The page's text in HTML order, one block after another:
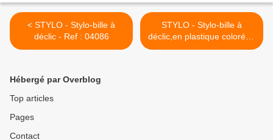
< STYLO - Stylo-bille à
déclic - Ref : 04086
STYLO - Stylo-bille à
déclic,en plastique coloré et
applications grises satinées,
Hébergé par Overblog
Top articles
Pages
Contact